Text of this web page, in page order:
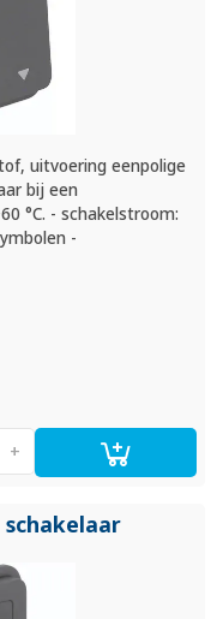
uitvoering eenpolige
bij een
°C. - schakelstroom:
-
+